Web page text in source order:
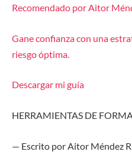
Recomendado por Aitor
Gane confianza con una
riesgo óptima.
Descargar mi guía
HERRAMIENTAS DE
— Escrito por Aitor Méndez